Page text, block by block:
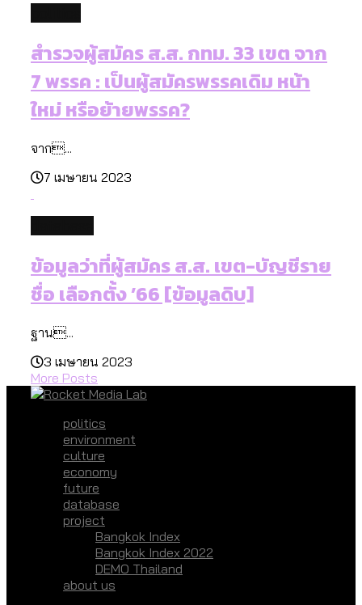
สำรวจผู้สมัคร ส.ส. กทม. 33 เขต จาก
7 พรรค : เป็นผู้สมัครพรรคเดิม หน้า
ใหม่ หรือย้ายพรรค?
จาก...
7 เมษายน 2023
ข้อมูลว่าที่ผู้สมัคร ส.ส. เขต-บัญชีราย
ชื่อ เลือกตั้ง ’66 [ข้อมูลดิบ]
ฐาน...
3 เมษายน 2023
More Posts
politics
environment
culture
economy
future
database
project
Bangkok Index
Bangkok Index 2022
DEMO Thailand
about us